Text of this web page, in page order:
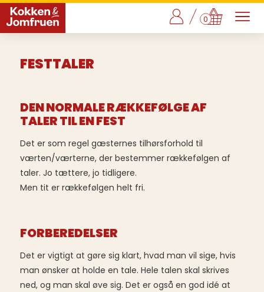
0
FESTTALER
DEN NORMALE RÆKKEFØLGE AF
TALER TIL EN FEST
Det er som regel gæsternes tilhørsforhold til
værten/værterne, der bestemmer rækkefølgen af
taler. Jo tættere, jo tidligere.
Men tit er rækkefølgen helt fri.
FORBEREDELSER
Det er vigtigt at gøre sig klart, hvad man vil sige, hvis
man ønsker at holde en tale. Hele talen skal skrives
ned, og man skal øve sig. Det er også en god idé at